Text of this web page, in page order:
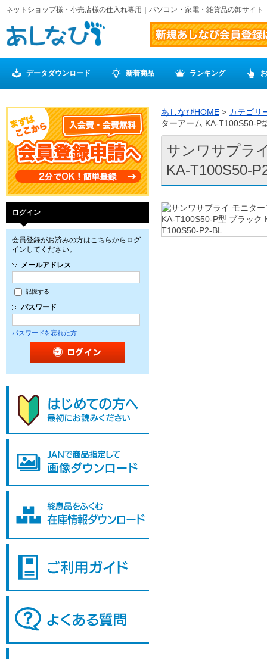
ネットショップ様・小売店様の仕入れ専用｜パソコン・家電・雑貨品の卸サイ
データダウンロード 新着商品 ランキング
ログイン
会員登録がお済みの方はこちらからログ
インしてください。
メールアドレス
記憶する
パスワード
パスワードを忘れた方
あしなびHOME > カテゴリ
ターアーム KA-T100S50-P
サンワサプラ
KA-T100S50-